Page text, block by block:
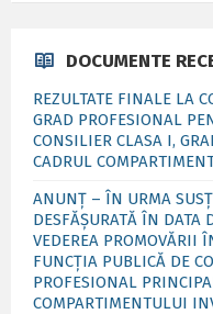
DOCUMENTE
REZULTATE FINALE LA
GRAD PROFESIONAL
CONSILIER CLASA I,
CADRUL
ANUNȚ – ÎN URMA
DESFĂȘURATĂ ÎN DATA
VEDEREA PROMOVĂRII
FUNCȚIA PUBLICĂ DE
PROFESIONAL
COMPARTIMENTULUI